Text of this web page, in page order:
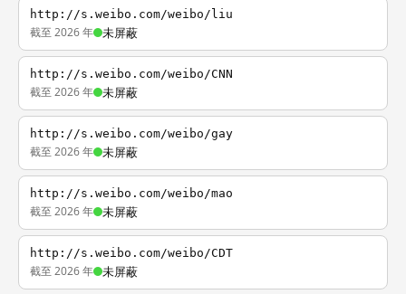
http://s.weibo.com/weibo/liu
截至 2026 年 未屏蔽
http://s.weibo.com/weibo/CNN
截至 2026 年 未屏蔽
http://s.weibo.com/weibo/gay
截至 2026 年 未屏蔽
http://s.weibo.com/weibo/mao
截至 2026 年 未屏蔽
http://s.weibo.com/weibo/CDT
截至 2026 年 未屏蔽